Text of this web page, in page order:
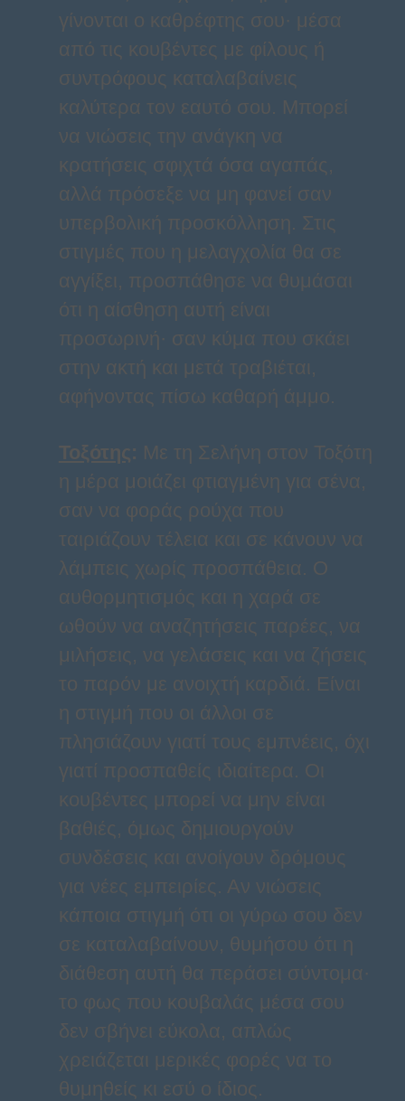
γίνονται ο καθρέφτης σου· μέσα
από τις κουβέντες με φίλους ή
συντρόφους καταλαβαίνεις
καλύτερα τον εαυτό σου. Μπορεί
να νιώσεις την ανάγκη να
κρατήσεις σφιχτά όσα αγαπάς,
αλλά πρόσεξε να μη φανεί σαν
υπερβολική προσκόλληση. Στις
στιγμές που η μελαγχολία θα σε
αγγίξει, προσπάθησε να θυμάσαι
ότι η αίσθηση αυτή είναι
προσωρινή· σαν κύμα που σκάει
στην ακτή και μετά τραβιέται,
αφήνοντας πίσω καθαρή άμμο.
Τοξότης: Με τη Σελήνη στον Τοξότη
η μέρα μοιάζει φτιαγμένη για σένα,
σαν να φοράς ρούχα που
ταιριάζουν τέλεια και σε κάνουν να
λάμπεις χωρίς προσπάθεια. Ο
αυθορμητισμός και η χαρά σε
ωθούν να αναζητήσεις παρέες, να
μιλήσεις, να γελάσεις και να ζήσεις
το παρόν με ανοιχτή καρδιά. Είναι
η στιγμή που οι άλλοι σε
πλησιάζουν γιατί τους εμπνέεις, όχι
γιατί προσπαθείς ιδιαίτερα. Οι
κουβέντες μπορεί να μην είναι
βαθιές, όμως δημιουργούν
συνδέσεις και ανοίγουν δρόμους
για νέες εμπειρίες. Αν νιώσεις
κάποια στιγμή ότι οι γύρω σου δεν
σε καταλαβαίνουν, θυμήσου ότι η
διάθεση αυτή θα περάσει σύντομα·
το φως που κουβαλάς μέσα σου
δεν σβήνει εύκολα, απλώς
χρειάζεται μερικές φορές να το
θυμηθείς κι εσύ ο ίδιος.